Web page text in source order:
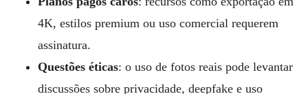
4K, estilos premium ou uso comercial requerem
assinatura.
Questões éticas: o uso de fotos reais pode levantar
discussões sobre privacidade, deepfake e uso